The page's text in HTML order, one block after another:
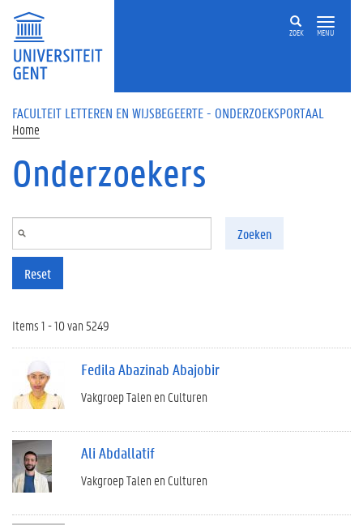
Overslaan en naar de inhoud gaan
ZOEK MENU
FACULTEIT LETTEREN EN WIJSBEGEERTE - ONDERZOEKSPORTAAL
Home
Onderzoekers
Zoeken
Reset
Items 1 - 10 van 5249
Fedila Abazinab Abajobir
Vakgroep Talen en Culturen
Ali Abdallatif
Vakgroep Talen en Culturen